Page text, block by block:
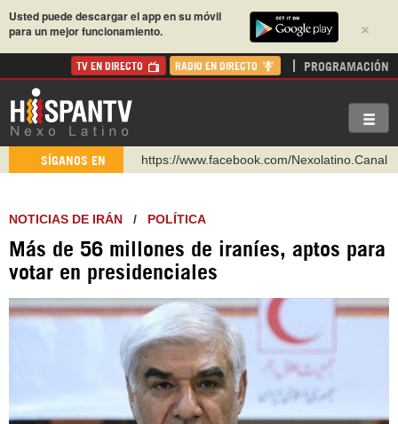
×
Usted puede descargar el app en su móvil
para un mejor funcionamiento.
TV EN DIRECTO RADIO EN DIRECTO PROGRAMACIÓN
SÍGANOS EN
https://www.facebook.com/Nexolatino.Canal
http://twitter.com/nexo_latino
https://t.me/hispantvcanal
https://urmedium.com/c/hispantv
Instagram como: hispan_tv
NOTICIAS DE IRÁN / POLÍTICA
Más de 56 millones de iraníes, aptos para
votar en presidenciales